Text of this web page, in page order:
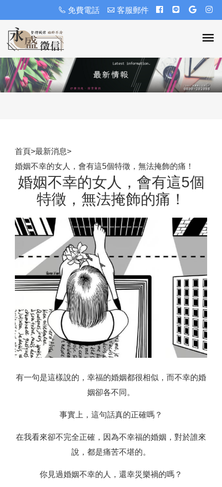
免費電話 客服郵件
首頁>最新消息>
婚姻不幸的女人，會有這5個特徵，無法掩飾的痛！
婚姻不幸的女人，會有這5個
特徵，無法掩飾的痛！
有一句是這樣說的，幸福的婚姻都很相似，而不幸的婚
姻卻各不同。
事實上，這句話真的正確嗎？
在我看來卻不完全正確，因為不幸福的婚姻，對於誰來
說，都是痛苦不堪的。
你見過婚姻不幸的人，還幸災樂禍的嗎？